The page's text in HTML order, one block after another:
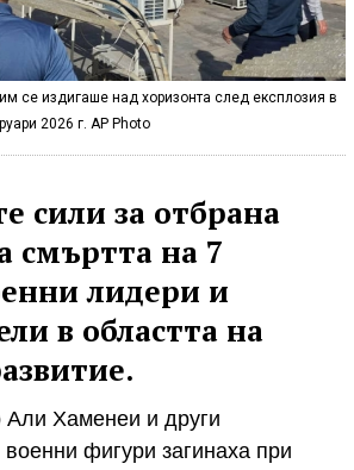
се издигаше над хоризонта след експлозия в
2026 г. AP Photo
сили за отбрана
смъртта на 7
лидери и
в областта на
Али Хаменеи и други
военни фигури загинаха при